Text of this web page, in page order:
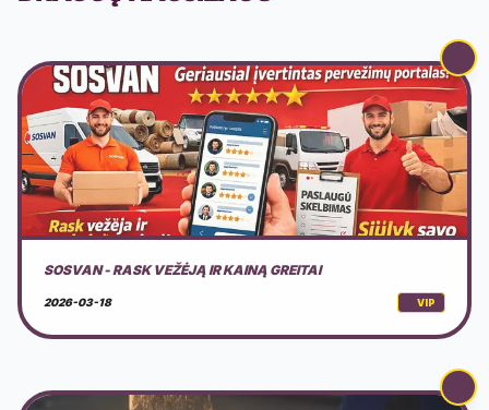
SOSVAN - RASK VEŽĖJĄ IR KAINĄ GREITAI
2026-03-18 VIP